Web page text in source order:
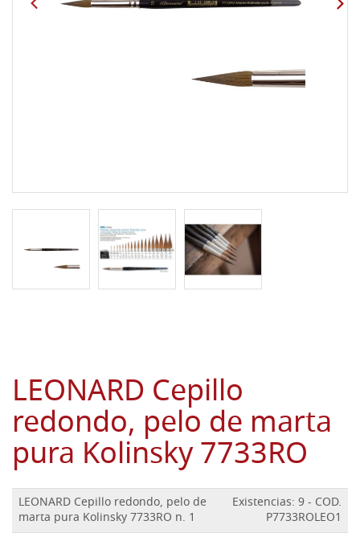
LEONARD Cepillo
redondo, pelo de marta
pura Kolinsky 7733RO
LEONARD Cepillo redondo, pelo de
marta pura Kolinsky 7733RO n. 1
Existencias: 9 - COD.
P7733ROLEO1